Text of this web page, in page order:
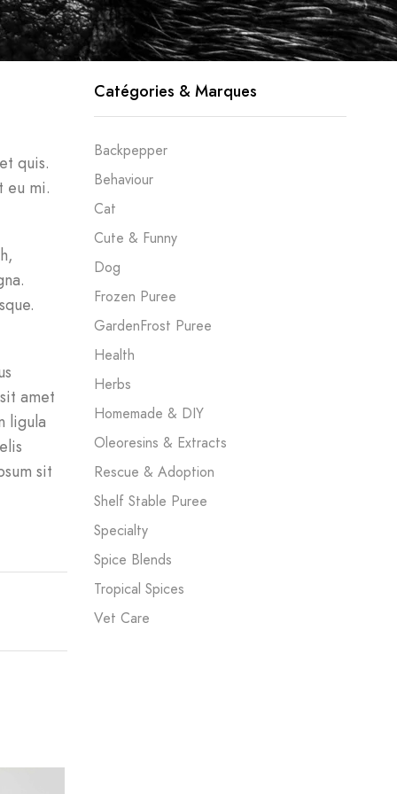
quis.
eu mi.
amet
ligula
sit
Catégories & Marques
Backpepper
Behaviour
Cat
Cute & Funny
Dog
Frozen Puree
GardenFrost Puree
Health
Herbs
Homemade & DIY
Oleoresins & Extracts
Rescue & Adoption
Shelf Stable Puree
Specialty
Spice Blends
Tropical Spices
Vet Care